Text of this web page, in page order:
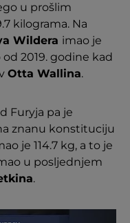
u prošlim
kilograma. Na
Wildera imao je
od 2019. godine kad
Otta Wallina.
Furyja pa je
znanu konstituciju
je 114.7 kg, a to je
u posljednjem
.